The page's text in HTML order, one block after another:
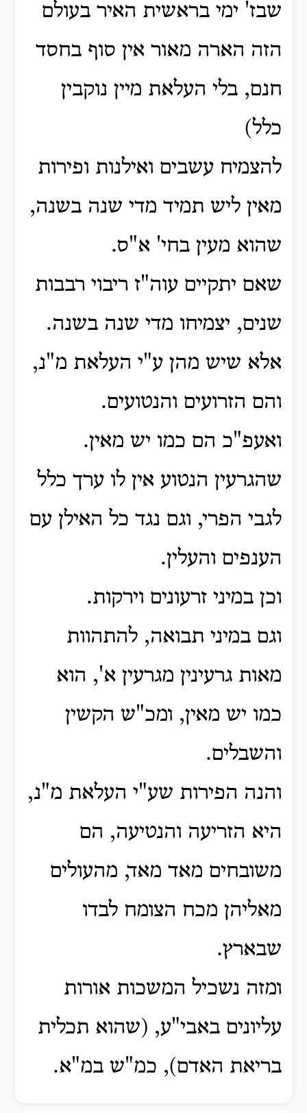
שבז' ימי בראשית האיר בעולם
הזה הארה מאור אין סוף בחסד
חנם, בלי העלאת מיין נוקבין
כלל)
להצמיח עשבים ואילנות ופירות
מאין ליש תמיד מדי שנה בשנה,
שהוא מעין בחי' א"ס.
שאם יתקיים עוה"ז ריבוי רבבות
שנים, יצמיחו מדי שנה בשנה.
אלא שיש מהן ע"י העלאת מ"נ,
והם הזרועים והנטועים.
ואעפ"כ הם כמו יש מאין.
שהגרעין הנטוע אין לו ערך כלל
לגבי הפרי, וגם נגד כל האילן עם
הענפים והעלין.
וכן במיני זרעונים וירקות.
וגם במיני תבואה, להתהוות
מאות גרעינין מגרעין א', הוא
כמו יש מאין, ומכ"ש הקשין
והשבלים.
והנה הפירות שע"י העלאת מ"נ,
היא הזריעה והנטיעה, הם
משובחים מאד מאד, מהעולים
מאליהן מכח הצומח לבדו
שבארץ.
ומזה נשכיל המשכות אורות
עליונים באבי"ע, (שהוא תכלית
בריאת האדם), כמ"ש במ"א.